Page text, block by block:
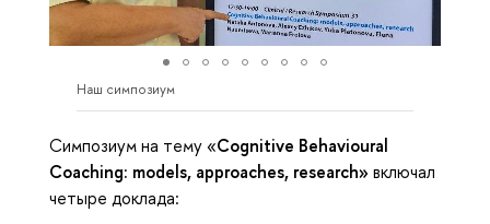
Наш симпозиум
Симпозиум на тему «Cognitive Behavioural
Coaching: models, approaches, research» включал
четыре доклада: